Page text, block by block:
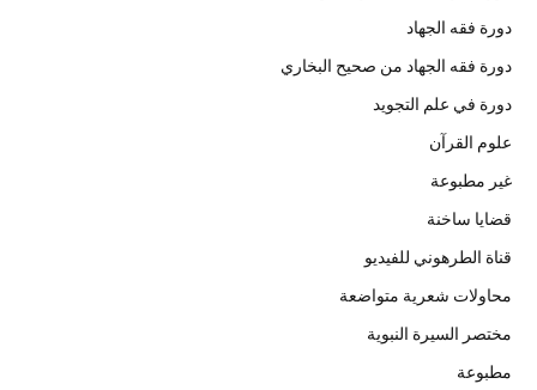
دورة فقه الجهاد
دورة فقه الجهاد من صحيح البخاري
دورة في علم التجويد
علوم القرآن
غير مطبوعة
قضايا ساخنة
قناة الطرهوني للفيديو
محاولات شعرية متواضعة
مختصر السيرة النبوية
مطبوعة